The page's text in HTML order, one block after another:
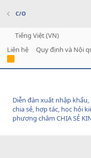
C/O
Tiếng Việt (VN)
Liên hệ
Quy định và Nội
R
Diễn đàn xuất nhập
chia sẻ, hợp tác, học hỏi
phương châm CHIA SẺ